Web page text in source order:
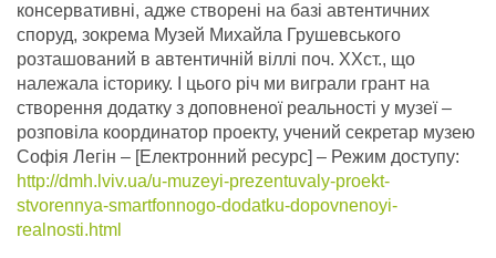
консервативні, адже створені на базі автентичних
споруд, зокрема Музей Михайла Грушевського
розташований в автентичній віллі поч. ХХст., що
належала історику. І цього річ ми виграли грант на
створення додатку з доповненої реальності у музеї –
розповіла координатор проекту, учений секретар музею
Софія Легін – [Електронний ресурс] – Режим доступу:
http://dmh.lviv.ua/u-muzeyi-prezentuvaly-proekt-
stvorennya-smartfonnogo-dodatku-dopovnenoyi-
realnosti.html